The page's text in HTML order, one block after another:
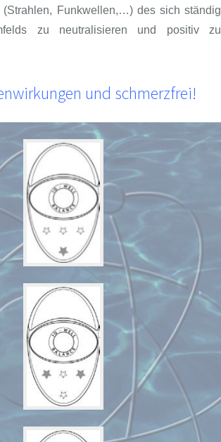
(Strahlen, Funkwellen,…) des sich ständig
zu neutralisieren und positiv zu
und schmerzfrei!